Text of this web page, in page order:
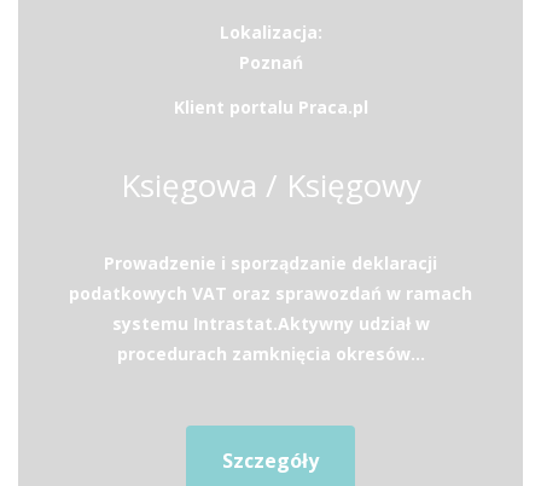
Lokalizacja:
Poznań
Klient portalu Praca.pl
Księgowa / Księgowy
Prowadzenie i sporządzanie deklaracji
podatkowych VAT oraz sprawozdań w ramach
systemu Intrastat.Aktywny udział w
procedurach zamknięcia okresów...
Szczegóły